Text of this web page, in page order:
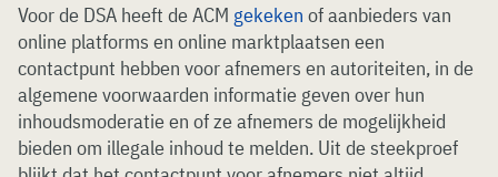
Voor de DSA heeft de ACM gekeken of aanbieders van
online platforms en online marktplaatsen een
contactpunt hebben voor afnemers en autoriteiten, in de
algemene voorwaarden informatie geven over hun
inhoudsmoderatie en of ze afnemers de mogelijkheid
bieden om illegale inhoud te melden. Uit de steekproef